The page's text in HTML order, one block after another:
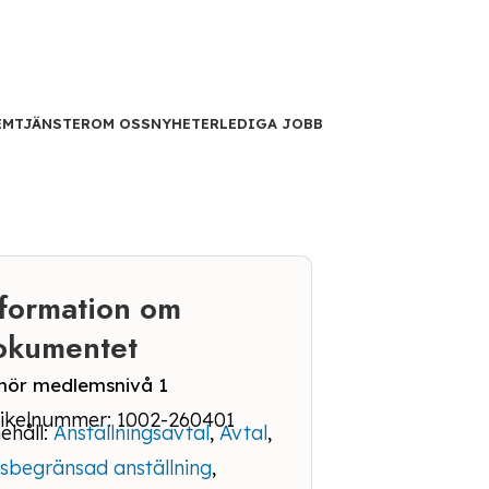
TJÄNSTEROM OSSNYHETERLEDIGA JOBB
om
medlemsnivå 1
1002-260401
Anställningsavtal, Avtal,
anställning,